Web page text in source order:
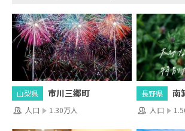
山梨県 市川三郷町
人口 1.30万人
長野県 南
人口